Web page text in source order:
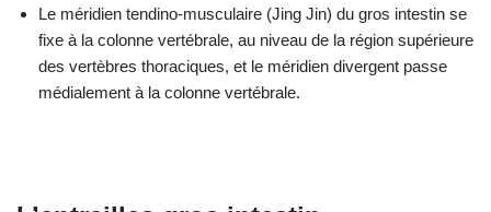
Le méridien tendino-musculaire (Jing Jin) du gros intestin se
fixe à la colonne vertébrale, au niveau de la région supérieure
des vertèbres thoraciques, et le méridien divergent passe
médialement à la colonne vertébrale.